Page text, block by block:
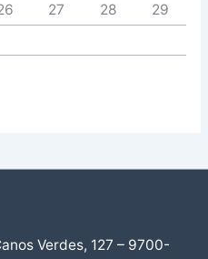
27 28
29
Verdes, 127 – 9700-